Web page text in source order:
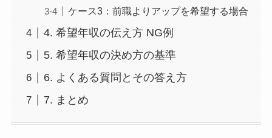
ケース3：前職よりアップを希望する場合
4. 希望年収の伝え方 NG例
5. 希望年収の決め方の基準
6. よくある質問とその答え方
7. まとめ